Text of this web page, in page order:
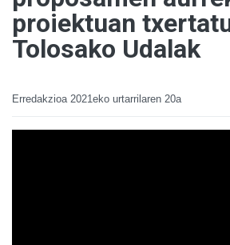
proiektuan
Tolosako Udalak
Erredakzioa 2021eko urtarrilaren 20a